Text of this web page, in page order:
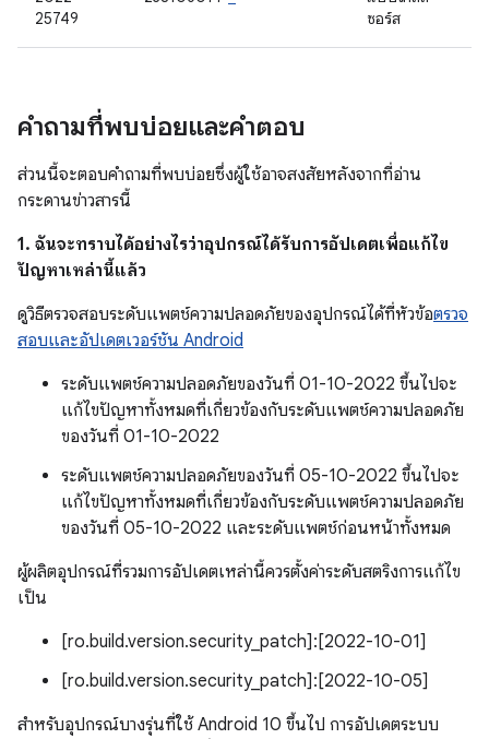
25749
ซอร์ส
คำถามที่พบบ่อยและคำตอบ
ส่วนนี้จะตอบคำถามที่พบบ่อยซึ่งผู้ใช้อาจสงสัยหลังจากที่อ่าน
กระดานข่าวสารนี้
1. ฉันจะทราบได้อย่างไรว่าอุปกรณ์ได้รับการอัปเดตเพื่อแก้ไข
ปัญหาเหล่านี้แล้ว
ดูวิธีตรวจสอบระดับแพตช์ความปลอดภัยของอุปกรณ์ได้ที่หัวข้อตรวจ
สอบและอัปเดตเวอร์ชัน Android
ระดับแพตช์ความปลอดภัยของวันที่ 01-10-2022 ขึ้นไปจะ
แก้ไขปัญหาทั้งหมดที่เกี่ยวข้องกับระดับแพตช์ความปลอดภัย
ของวันที่ 01-10-2022
ระดับแพตช์ความปลอดภัยของวันที่ 05-10-2022 ขึ้นไปจะ
แก้ไขปัญหาทั้งหมดที่เกี่ยวข้องกับระดับแพตช์ความปลอดภัย
ของวันที่ 05-10-2022 และระดับแพตช์ก่อนหน้าทั้งหมด
ผู้ผลิตอุปกรณ์ที่รวมการอัปเดตเหล่านี้ควรตั้งค่าระดับสตริงการแก้ไข
เป็น
[ro.build.version.security_patch]:[2022-10-01]
[ro.build.version.security_patch]:[2022-10-05]
สำหรับอุปกรณ์บางรุ่นที่ใช้ Android 10 ขึ้นไป การอัปเดตระบบ